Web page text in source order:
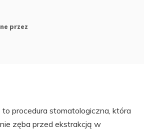
przez
to procedura stomatologiczna, która
zęba przed ekstrakcją w